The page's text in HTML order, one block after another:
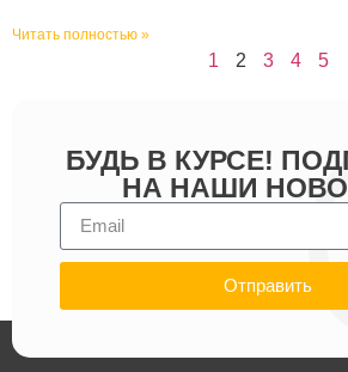
Читать полностью »
1 2 3 4 5
БУДЬ В КУРСЕ!
НА НАШИ
Отправить